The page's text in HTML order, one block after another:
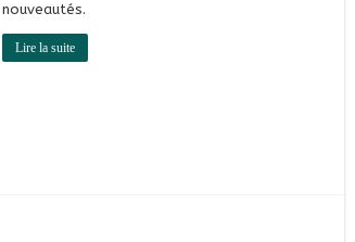
nouveautés.
Lire la suite